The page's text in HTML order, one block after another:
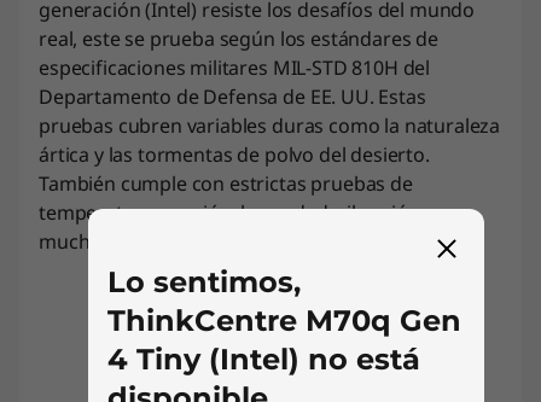
generación (Intel) resiste los desafíos del mundo
real, este se prueba según los estándares de
especificaciones militares MIL-STD 810H del
Departamento de Defensa de EE. UU. Estas
pruebas cubren variables duras como la naturaleza
ártica y las tormentas de polvo del desierto.
También cumple con estrictas pruebas de
temperatura, presión, humedad, vibración y
mucho más.
Lo sentimos,
ThinkCentre M70q Gen
4 Tiny (Intel) no está